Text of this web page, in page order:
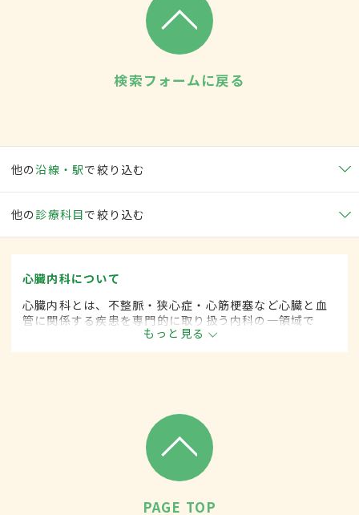
検索フォームに戻る
他の沿線・駅で絞り込む
他の 診療科目で絞り込む
心臓内科について
心臓内科とは、不整脈・狭心症・心筋梗塞など心臓と血
管に関係する疾患を専門的に取り扱う内科の一領域で
もっと見る
PAGE TOP